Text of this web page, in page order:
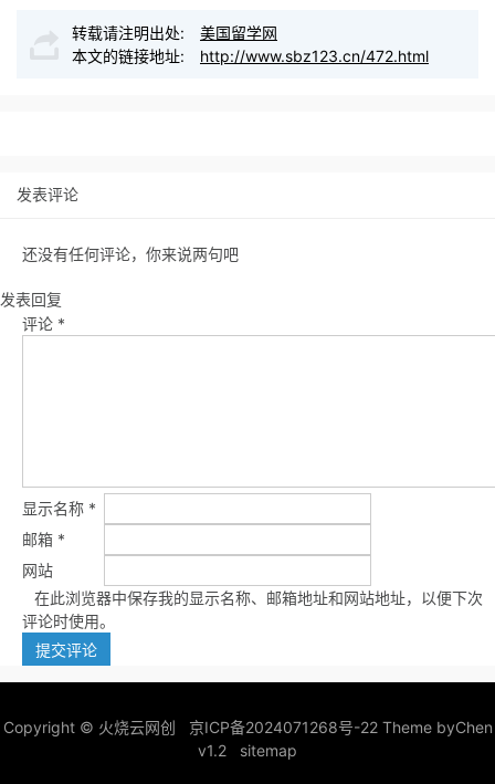
转载请注明出处:
美国留学网
本文的链接地址:
http://www.sbz123.cn/472.html
发表评论
还没有任何评论，你来说两句吧
发表回复
评论 *
显示名称 *
邮箱 *
网站
在此浏览器中保存我的显示名称、邮箱地址和网站地址，以便下次
评论时使用。
Copyright © 火烧云网创 京ICP备2024071268号-22Theme byChen
v1.2
sitemap